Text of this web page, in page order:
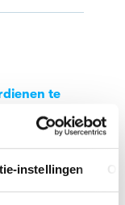
instellingen
te
om